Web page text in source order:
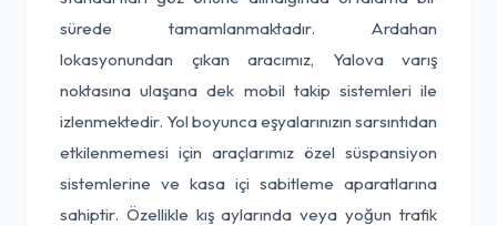
sürede tamamlanmaktadır. Ardahan
lokasyonundan çıkan aracımız, Yalova varış
noktasına ulaşana dek mobil takip sistemleri ile
izlenmektedir. Yol boyunca eşyalarınızın sarsıntıdan
etkilenmemesi için araçlarımız özel süspansiyon
sistemlerine ve kasa içi sabitleme aparatlarına
sahiptir. Özellikle kış aylarında veya yoğun trafik